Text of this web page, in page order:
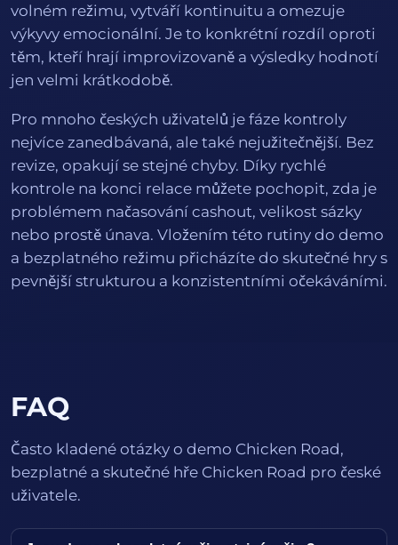
volném režimu, vytváří kontinuitu a omezuje
výkyvy emocionální. Je to konkrétní rozdíl oproti
těm, kteří hrají improvizovaně a výsledky hodnotí
jen velmi krátkodobě.
Pro mnoho českých uživatelů je fáze kontroly
nejvíce zanedbávaná, ale také nejužitečnější. Bez
revize, opakují se stejné chyby. Díky rychlé
kontrole na konci relace můžete pochopit, zda je
problémem načasování cashout, velikost sázky
nebo prostě únava. Vložením této rutiny do demo
a bezplatného režimu přicházíte do skutečné hry s
pevnější strukturou a konzistentními očekáváními.
FAQ
Často kladené otázky o demo Chicken Road,
bezplatné a skutečné hře Chicken Road pro české
uživatele.